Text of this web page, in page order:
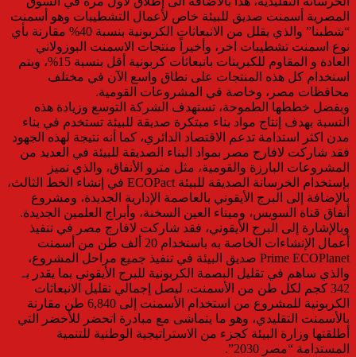
المصرية أسمنت صديق للبيئة خاص لأعمال التشطيبات وهو أسمنت
“شطبنا” والذي يقلل من الانبعاثات الكربونية بنسبة 40% مقارنة بأي
نوع اسمنت تشطيبات اخر، وأخيراً منتجات الاسمنت البوزولاني
العادة و المقاوم للكبريتات بانبعاثات كربونية أقل بنسبة 15%، ويتم
استخدام كل هذه المنتجات على نطاق واسع الآن في مختلف
محافظات مصر، وخاصة في المشروعات القومية.
وبفضل خططها الطموحة، تستهدف الشركة التوسع وزيادة هذه
النسبة بهدف إنتاج مواد بناء مبتكرة صديقة للبيئة تستخدم في بناء
مدن اكثر استدامة تدعم الاقتصاد الدائري، كما أنه نتيجة لهذه الجهود
فقد شاركت لافارج مصر بمواد البناء الصديقة للبيئة في العديد من
المشروعات البارزة والقومية، مثل مترو الأنفاق، والذي تميز
بإستخدام الخرسانة الصديقة للبيئة ECOPact في إنشاء الخط الثالث،
بالإضافة إلى البرج الأيقوني بالعاصمة الإدارية الجديدة، ومشروع
أنفاق قناة السويس، وميناء العين السخنة، وأبراج العلمين الجديدة.
وبالإشارة إلى البرج الأيقوني، فقد شاركت لافارج مصر في تنفيذ
أعمال الإنشاءات الخاصة به باستخدام 20 ألف طن من أسمنت
Prime ECOPlanet صديق البيئة في تنفيذ جميع مراحل المشروع،
والذي ساهم في تقليل البصمة الكربونية للبرج الأيقوني بما يقدر بـ
342 كجم لكل طن من الأسمنت، ليصل إجمالي تقليل الانبعاثات
الكربونية للمشروع من استخدام الأسمنت إلى 6,840 طن مقارنة
بالأسمنت التقليدي، وهو ما يتماشى مع مبادرة اتحضر للأخضر التي
أطلقتها وزارة البيئة كجزء من الاستراتيجية الوطنية للتنمية
المستدامة “مصر 2030”.